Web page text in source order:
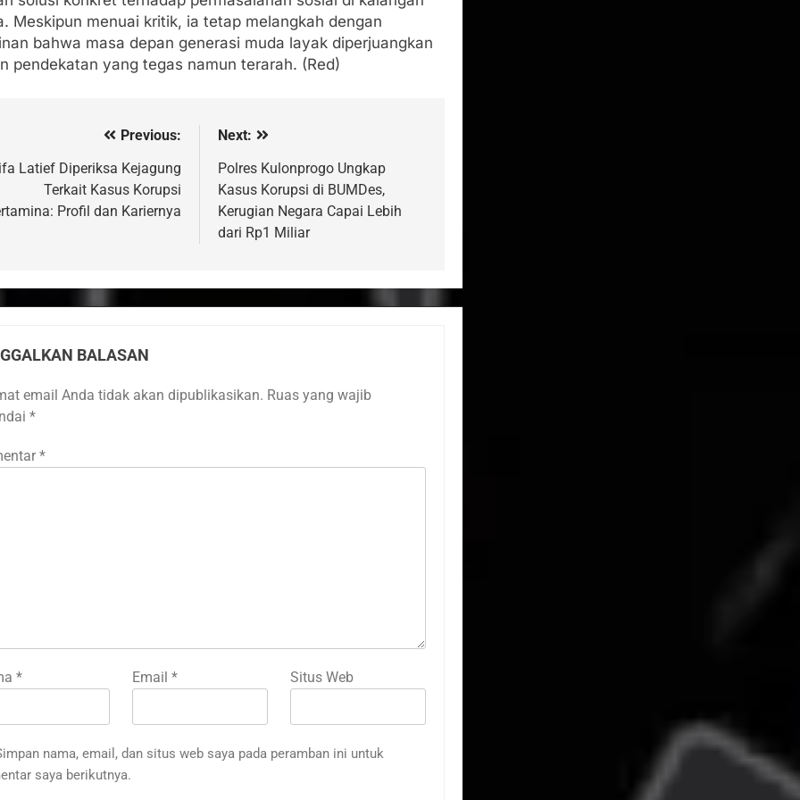
Meskipun menuai kritik, ia tetap melangkah dengan
bahwa masa depan generasi muda layak diperjuangkan
pendekatan yang tegas namun terarah. (Red)
Previous:
Latief Diperiksa Kejagung
Terkait Kasus Korupsi
Profil dan Kariernya
Next:
Polres Kulonprogo Ungkap
Kasus Korupsi di BUMDes,
Kerugian Negara Capai Lebih
dari Rp1 Miliar
BALASAN
email Anda tidak akan dipublikasikan. Ruas yang wajib
*
*
* Email* Situs Web
nama, email, dan situs web saya pada peramban ini untuk
saya berikutnya.